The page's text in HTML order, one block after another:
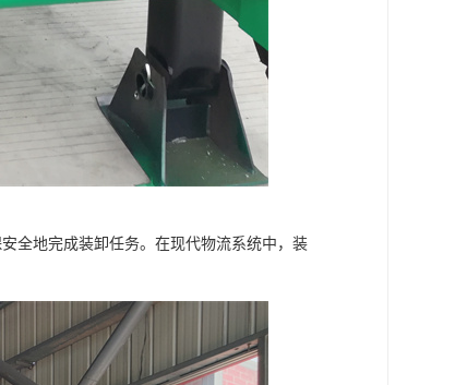
全地完成装卸任务。在现代物流系统中，装